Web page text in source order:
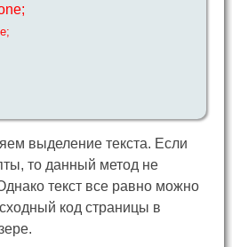
выделение текста. Если
то данный метод не
текст все равно можно
код страницы в